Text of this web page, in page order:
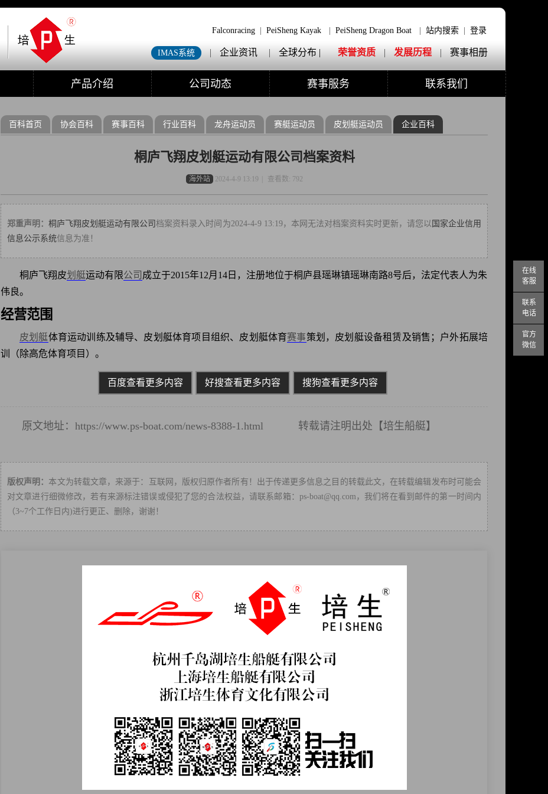
在线
客服
联系
电话
官方
微信
Falconracing PeiSheng Kayak PeiSheng Dragon Boat 站内搜索 登录
IMAS系统 | 企业资讯 | 全球分布 | 荣誉资质 | 发展历程 | 赛事相册
产品介绍 公司动态 赛事服务 联系我们
百科首页 协会百科 赛事百科 行业百科 龙舟运动员 赛艇运动员 皮划艇运动员 企业百科
桐庐飞翔皮划艇运动有限公司档案资料
海外站 2024-4-9 13:19 查看数: 792
郑重声明：桐庐飞翔皮划艇运动有限公司档案资料录入时间为2024-4-9 13:19，本网无法对档案资料实时更新，请您以 国家企业信用
信息公示系统信息为准！
桐庐飞翔皮划艇运动有限公司 成立于2015年12月14日，注册地位于桐庐县瑶琳镇瑶琳南路8号后，法定代表人为朱
伟良。
经营范围
皮划艇体育运动训练及辅导、皮划艇体育项目组织、皮划艇体育赛事策划，皮划艇设备租赁及销售；户外拓展培
训（除高危体育项目）。
百度查看更多内容 好搜查看更多内容 搜狗查看更多内容
原文地址： https://www.ps-boat.com/news-8388-1.html 转载请注明出处【培生船艇】
版权声明： 本文为转载文章，来源于：互联网，版权归原作者所有！出于传递更多信息之目的转载此文，在转载编辑发布时可能会
对文章进行细微修改，若有来源标注错误或侵犯了您的合法权益，请联系邮箱：ps-boat@qq.com，我们将在看到邮件的第一时间内
（3~7个工作日内)进行更正、删除，谢谢！